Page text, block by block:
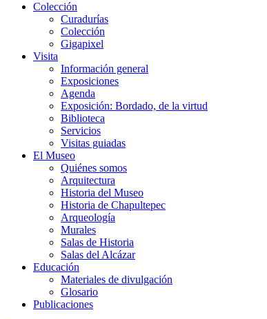
Colección
Curadurías
Colección
Gigapixel
Visita
Información general
Exposiciones
Agenda
Exposición: Bordado, de la virtud
Biblioteca
Servicios
Visitas guiadas
El Museo
Quiénes somos
Arquitectura
Historia del Museo
Historia de Chapultepec
Arqueología
Murales
Salas de Historia
Salas del Alcázar
Educación
Materiales de divulgación
Glosario
Publicaciones